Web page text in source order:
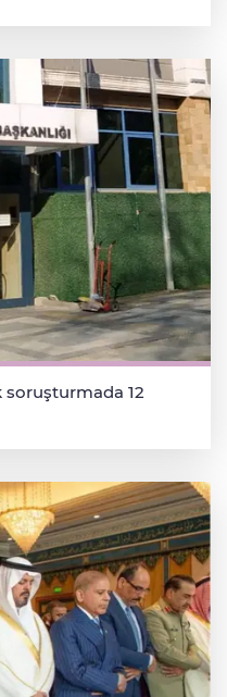
soruşturmada 12